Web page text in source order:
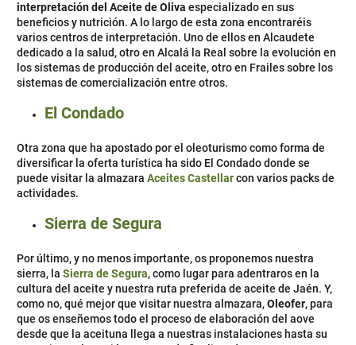
interpretación del Aceite de Oliva especializado en sus
beneficios y nutrición. A lo largo de esta zona encontraréis
varios centros de interpretación. Uno de ellos en Alcaudete
dedicado a la salud, otro en Alcalá la Real sobre la evolución en
los sistemas de producción del aceite, otro en Frailes sobre los
sistemas de comercialización entre otros.
El Condado
Otra zona que ha apostado por el oleoturismo como forma de
diversificar la oferta turística ha sido El Condado donde se
puede visitar la almazara Aceites Castellarcon varios packs de
actividades.
Sierra de Segura
Por último, y no menos importante, os proponemos nuestra
sierra, la Sierra de Segura, como lugar para adentraros en la
cultura del aceite y nuestra ruta preferida de aceite de Jaén. Y,
como no, qué mejor que visitar nuestra almazara,Oleofer, para
que os enseñemos todo el proceso de elaboración del aove
desde que la aceituna llega a nuestras instalaciones hasta su